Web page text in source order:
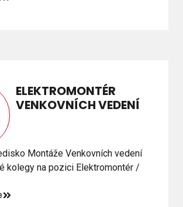
ELEKTROMONTÉR
VENKOVNÍCH VEDENÍ
Montáže Venkovních vedení
kolegy na pozici Elektromontér /
ELEKTROMONTÉR
VENKOVNÍCH VEDENÍ
Montáže Venkovních vedení
kolegy na pozici Elektromontér /